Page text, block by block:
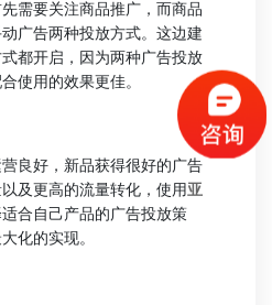
需要关注商品推广，而商品
广告两种投放方式。这边建
都开启，因为两种广告投放
使用的效果更佳。
良好，新品获得很好的广告
及更高的流量转化，使用亚
适合自己产品的广告投放策
化的实现。